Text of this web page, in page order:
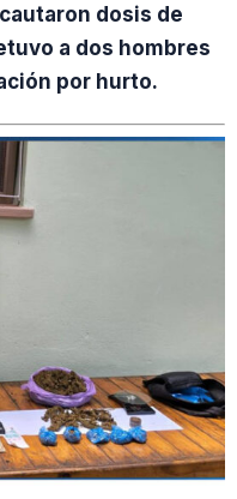
dosis de
a dos hombres
por hurto.